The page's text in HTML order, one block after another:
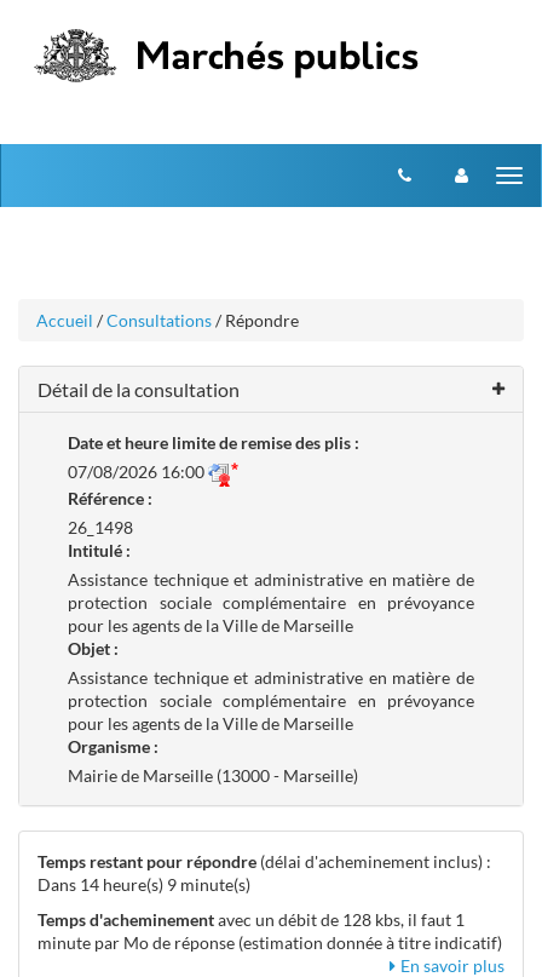
contenu
Accueil /Consultations/ Répondre
Détail de la consultation
Date et heure limite de remise des plis :
07/08/2026 16:00
Référence :
26_1498
Intitulé :
Assistance technique et administrative en matière de
protection sociale complémentaire en prévoyance
pour les agents de la Ville de Marseille
Objet :
Assistance technique et administrative en matière de
protection sociale complémentaire en prévoyance
pour les agents de la Ville de Marseille
Organisme :
Mairie de Marseille (13000 - Marseille)
Temps restant pour répondre (délai d'acheminement inclus) :
Dans 14 heure(s) 9 minute(s)
Temps d'acheminementavec un débit de 128 kbs, il faut 1
minute par Mo de réponse (estimation donnée à titre indicatif)
En savoir plus